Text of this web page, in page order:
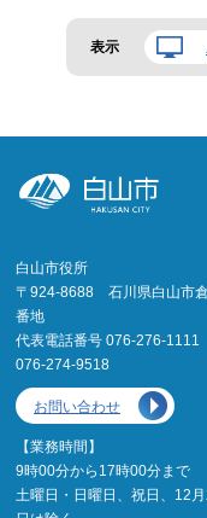
表示
白山市役所
〒924-8688 石川県白山市倉
番地
代表電話番号 076-276-
076-274-9518
お問い合わせ
【業務時間】
9時00分から17時00分まで
土曜日・日曜日、祝日、12